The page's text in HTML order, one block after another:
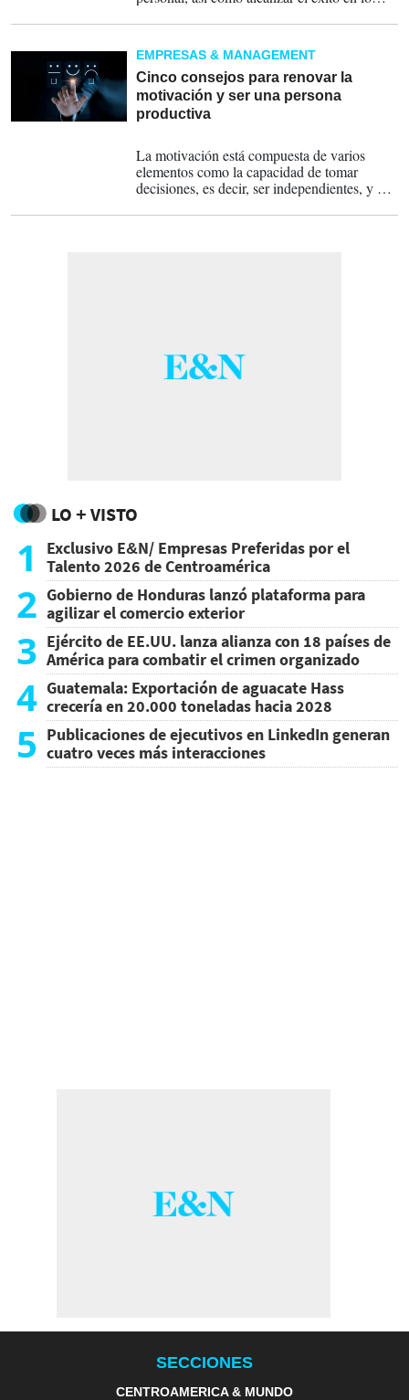
puedan señalar a una persona como exitosa,
el sentir personal puede indicar lo contrario
EMPRESAS & MANAGEMENT
Cinco consejos para renovar la
motivación y ser una persona
productiva
La motivación está compuesta de varios
elementos como la capacidad de tomar
decisiones, es decir, ser independientes, y el
para cambiar.
LO + VISTO
1
Exclusivo E&N/ Empresas Preferidas por el
Talento 2026 de Centroamérica
2 Gobierno de Honduras lanzó plataforma para
agilizar el comercio exterior
3 Ejército de EE.UU. lanza alianza con 18 países de
América para combatir el crimen organizado
4 Guatemala: Exportación de aguacate Hass
crecería en 20.000 toneladas hacia 2028
5 Publicaciones de ejecutivos en LinkedIn generan
cuatro veces más interacciones
SECCIONES
CENTROAMERICA & MUNDO